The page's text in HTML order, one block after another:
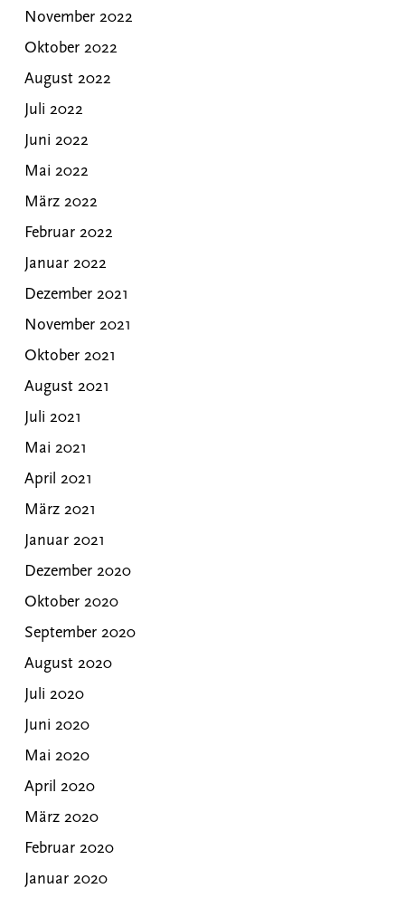
November 2022
Oktober 2022
August 2022
Juli 2022
Juni 2022
Mai 2022
März 2022
Februar 2022
Januar 2022
Dezember 2021
November 2021
Oktober 2021
August 2021
Juli 2021
Mai 2021
April 2021
März 2021
Januar 2021
Dezember 2020
Oktober 2020
September 2020
August 2020
Juli 2020
Juni 2020
Mai 2020
April 2020
März 2020
Februar 2020
Januar 2020